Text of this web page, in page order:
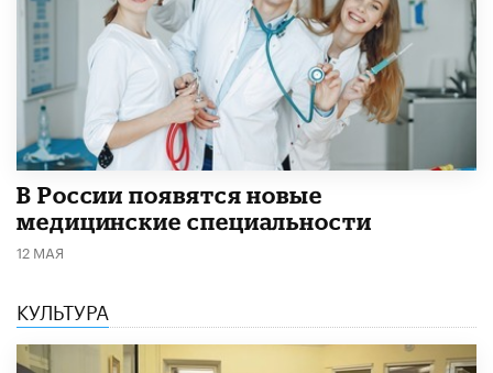
В России появятся новые
медицинские специальности
12 МАЯ
КУЛЬТУРА